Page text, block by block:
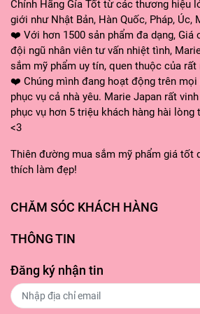
- Gel tạo bọt nhẹ nhàng
bám sâu dưới bề mặt da,
bào chết trả lại cho bạn một
sạch khuẩn.
- Sử dụng hằng ngày, thích
da bởi có thành phần lành tính.
- Aqua có trong sữa rửa
cho da, vừa cung cấp
PHÂN LOẠI
CỦA
SIMPLE
Hiện tại nhà Marie đang có
Chính Hãng Gía Tốt từ các thương hiệu
giới như Nhật Bản, Hàn Quốc, Pháp, Úc,
❤️ Với hơn 1500 sản phẩm đa dạng, Giá
đội ngũ nhân viên tư vấn nhiệt tình,
sắm mỹ phẩm uy tín, quen thuộc của rất
❤️ Chúng mình đang hoạt động trên mọi
phục vụ cả nhà yêu. Marie Japan rất
phục vụ hơn 5 triệu khách hàng hài lòng
<3
Thiên đường mua sắm mỹ phẩm giá tốt
thích làm đẹp!
CHĂM SÓC KHÁCH HÀNG
THÔNG TIN
Đăng ký nhận tin